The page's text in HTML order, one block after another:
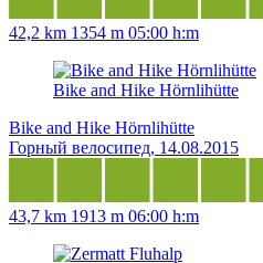
42,2 km 1354 m 05:00 h:m
Bike and Hike Hörnlihütte
Bike and Hike Hörnlihütte
Горный велосипед, 14.08.2015
43,7 km 1913 m 06:00 h:m